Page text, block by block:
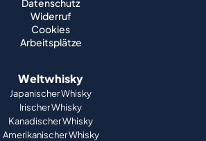
Datenschutz
Widerruf
Cookies
Arbeitsplätze
Weltwhisky
Japanischer Whisky
Irischer Whisky
Kanadischer Whisky
Amerikanischer Whisky